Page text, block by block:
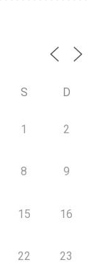
S D
1 2
8 9
15 16
22 23